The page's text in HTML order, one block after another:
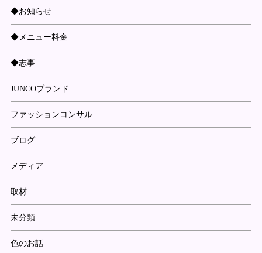
◆お知らせ
◆メニュー料金
◆志事
JUNCOブランド
ファッションコンサル
ブログ
メディア
取材
未分類
色のお話